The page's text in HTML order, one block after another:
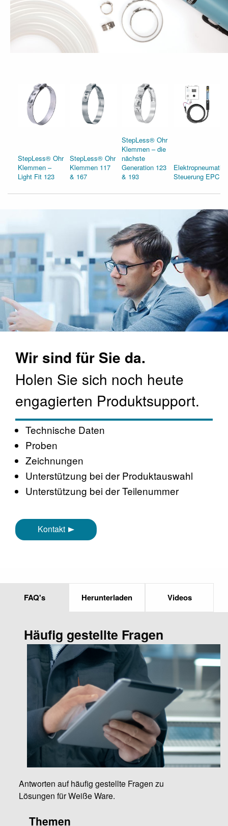
StepLess® Ohr
Klemmen –
Light Fit 123
StepLess® Ohr
Klemmen 117
& 167
StepLess® Ohr
Klemmen – die
nächste
Generation 123
& 193
Steuerung EPC 01
Wir sind für Sie da.
Holen Sie sich noch heute
engagierten Produktsupport.
Technische Daten
Proben
Zeichnungen
Unterstützung bei der Produktauswahl
Unterstützung bei der Teilenummer
Kontakt
FAQ's Herunterladen Videos
Häufig gestellte Fragen
Antworten auf häufig gestellte Fragen zu
Lösungen für Weiße Ware.
Themen